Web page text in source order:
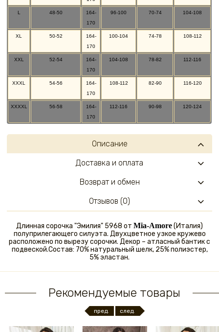
L 48-50
164-
170
96-100 70-74 104-108
XL 50-52
164-
170
100-104 74-78 108-112
XXL 52-54
164-
170
104-108 78-82 112-116
XXXL 54-56
164-
170
108-112 82-90 116-120
XXXXL 56-58
164-
170
112-116 90-98 120-124
Описание
Длинная сорочка "Эмилия" 5968 от Mia-Amore(Италия)
полуприлегающего силуэта. Двухцветное узкое кружево
расположено по вырезу сорочки. Декор – атласный бантик с
подвеской.Состав: 70% натуральный шелк, 25% полиэстер,
5% эластан.
Доставка и оплата
Возврат и обмен
Отзывов (0)
Рекомендуемые товары
пред. след.